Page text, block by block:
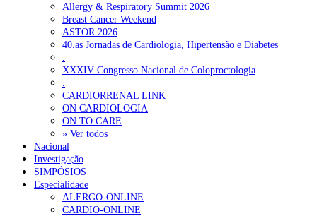
Enfermeiros exigem esclarecimentos sobre eventual gestão
privada da ULS do Algarve
Ordem dos Médicos alerta para riscos no novo sistema de acesso
a consultas e cirurgias 7 de Agosto, 2026
Portugal está a formar os médicos de que precisa?
2026
NOTÍCIAS MAIS LIDAS
Enfermagem Forense. “Da urgência ao tribunal, cada
gesto conta e cada profissional faz a diferença”
203 visualizações
Allergy & Respiratory Summit 2026
Breast Cancer Weekend
ASTOR 2026
40.as Jornadas de Cardiologia, Hipertensão e Diabetes
.
XXXIV Congresso Nacional de Coloproctologia
.
CARDIORRENAL LINK
ON CARDIOLOGIA
ON TO CARE
» Ver todos
Nacional
Investigação
SIMPÓSIOS
Especialidade
ALERGO-ONLINE
CARDIO-ONLINE